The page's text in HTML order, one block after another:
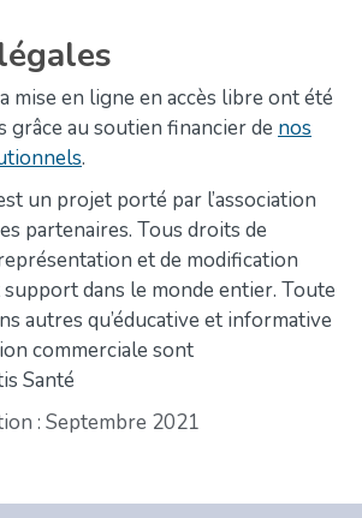
mise en ligne en accès libre ont été
grâce au soutien financier de nos
.
un projet porté par l’association
partenaires. Tous droits de
et de modification
dans le monde entier. Toute
autres qu’éducative et informative
commerciale sont
Santé
: Septembre 2021